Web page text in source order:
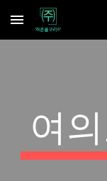
Skip to main content
여